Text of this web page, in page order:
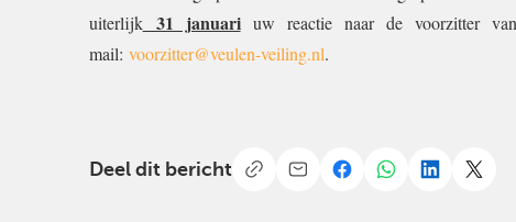
uiterlijk31 januariuw reactie naar de voorzitter
mail: voorzitter@veulen-veiling.nl.
Deel dit bericht